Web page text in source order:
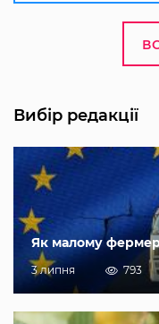
Вибір редакції
Як малому
3 липня 793